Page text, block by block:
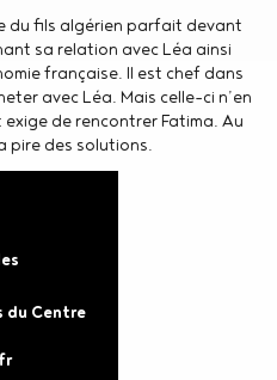
du fils algérien parfait devant
sa relation avec Léa ainsi
française. Il est chef dans
avec Léa. Mais celle-ci n’en
de rencontrer Fatima. Au
pire des solutions.
du Centre